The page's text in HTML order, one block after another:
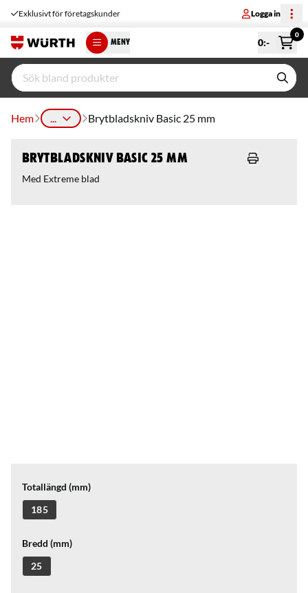
Exklusivt för företagskunder Logga in
MENY 0:-
0
Hem ... Brytbladskniv Basic 25 mm
Brytbladskniv Basic 25 mm
Med Extreme blad
Totallängd (mm)
185
Bredd (mm)
25